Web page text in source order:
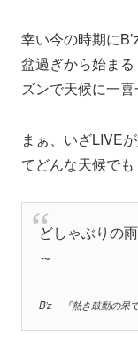
幸い今の時期に
盆過ぎから始ま
ズンで天候に一喜
まぁ、いざLIVE
てどんな天候でも
どしゃぶりの
～
B’z 『熱き鼓動の果